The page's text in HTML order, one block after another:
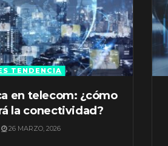
TENDENCIA
en telecom: ¿cómo
la conectividad?
26 MARZO, 2026